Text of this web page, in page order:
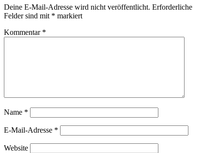
Deine E-Mail-Adresse wird nicht veröffentlicht. Erforderliche
Felder sind mit * markiert
Kommentar *
Name *
E-Mail-Adresse *
Website